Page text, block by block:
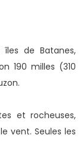
de Batanes,
190 milles (310
et rocheuses,
vent. Seules les